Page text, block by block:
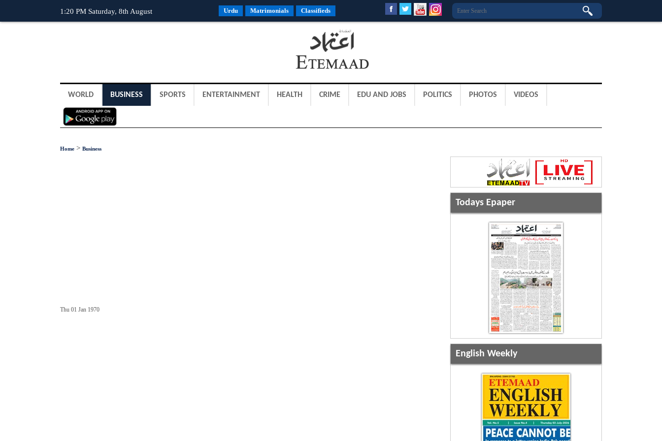
1:20 PM Saturday, 8th August Urdu Matrimonials Classifieds
WORLD BUSINESS SPORTS ENTERTAINMENT HEALTH CRIME EDU AND JOBS POLITICS PHOTOS VIDEOS
Home > Business
Thu 01 Jan 1970
Todays Epaper
English Weekly